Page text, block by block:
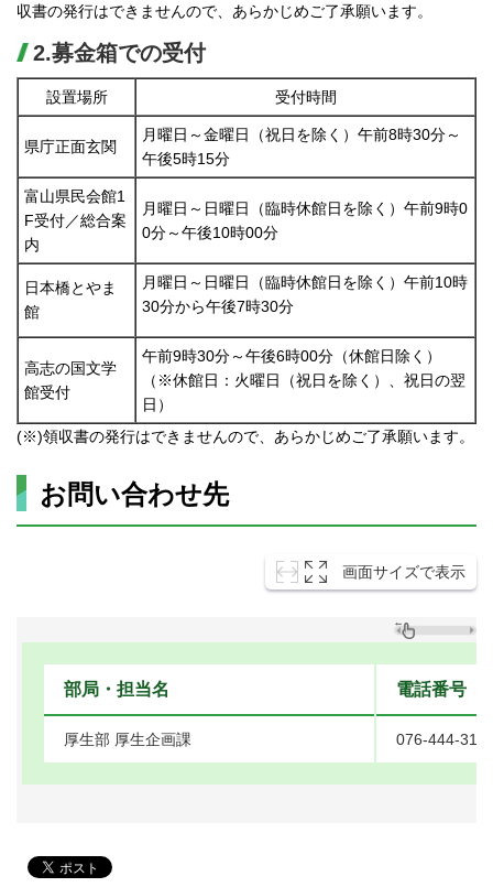
収書の発行はできませんので、あらかじめご了承願います。
2.募金箱での受付
設置場所 受付時間
県庁正面玄関
月曜日～金曜日（祝日を除く）午前8時30分～
午後5時15分
富山県民会館1
F受付／総合案
内
月曜日～日曜日（臨時休館日を除く）午前9時0
0分～午後10時00分
日本橋とやま
館
月曜日～日曜日（臨時休館日を除く）午前10時
30分から午後7時30分
高志の国文学
館受付
午前9時30分～午後6時00分（休館日除く）
（※休館日：火曜日（祝日を除く）、祝日の翌
日）
(※)領収書の発行はできませんので、あらかじめご了承願います。
お問い合わせ先
画面サイズで表示
部局・担当名 電話番号
厚生部 厚生企画課 076-444-